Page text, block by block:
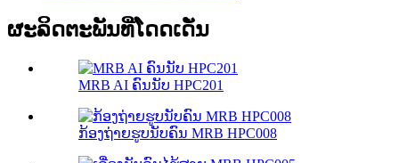
ຜະລິດຕະພັນທີ່ໂດດເດັ່ນ
MRB AI ຄົນນັບ HPC201
ກ້ອງຖ່າຍຮູບນັບຄົນ MRB HPC008